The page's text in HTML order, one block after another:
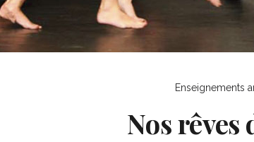
Enseignements
Nos rêves